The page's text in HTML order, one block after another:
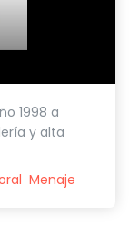
1998 a
y alta
Menaje